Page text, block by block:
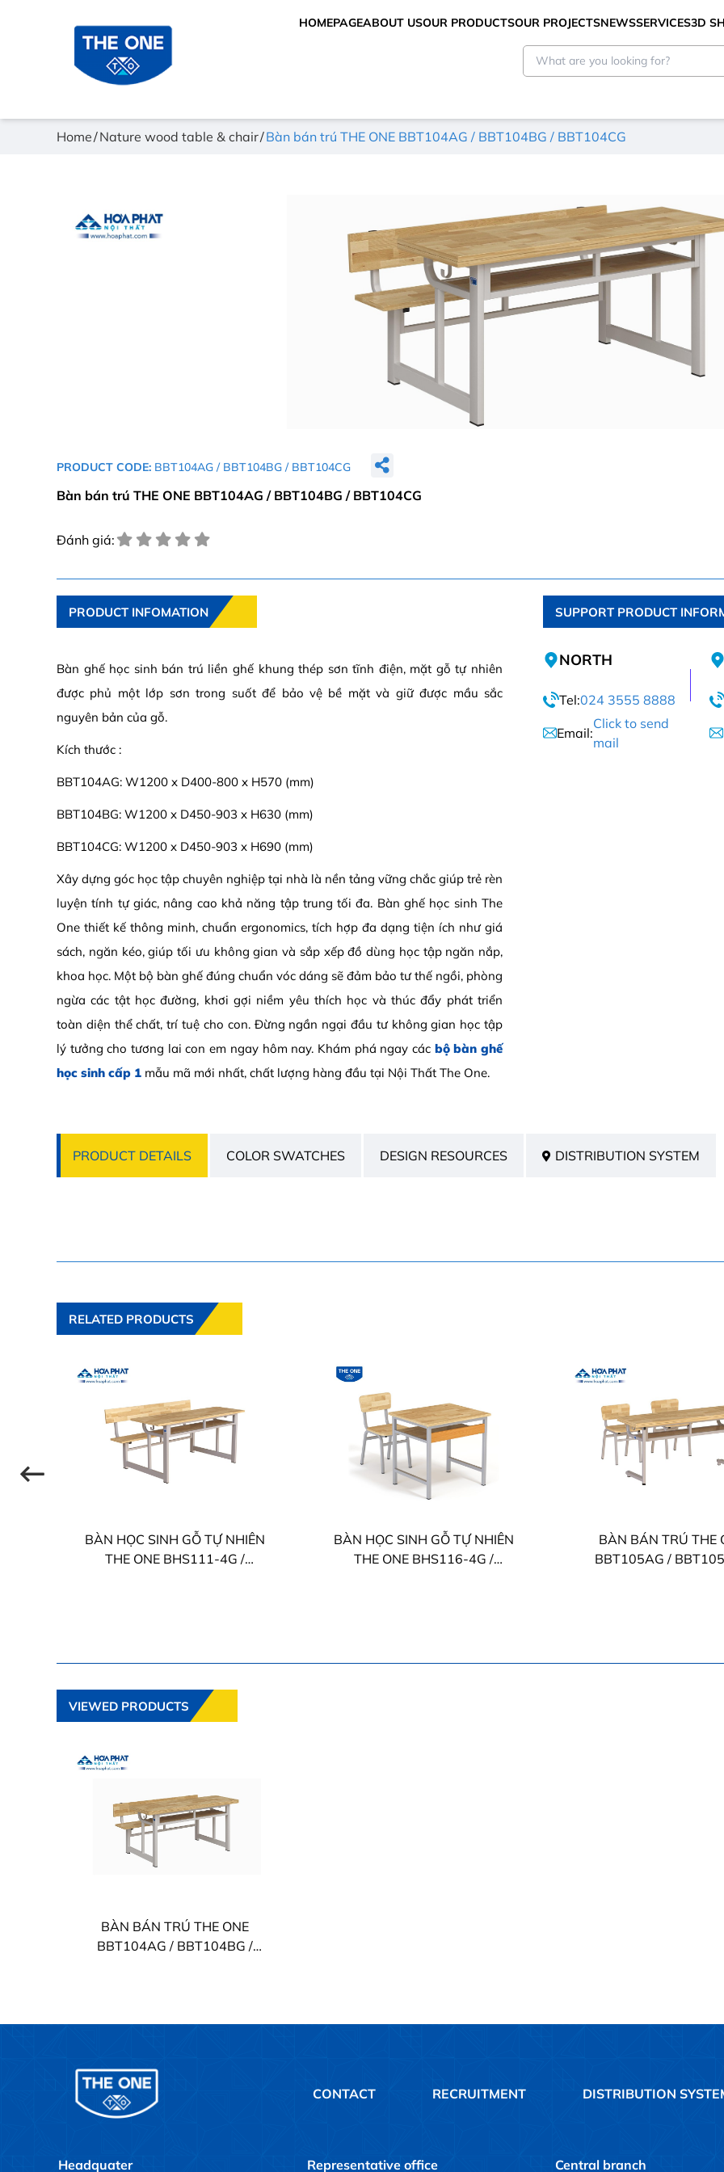
HOMEPAGEABOUT USOUR PRODUCTSOUR PROJECTSNEWSSERVICES3D
Home Nature wood table & chair Bàn bán trú THE ONE BBT104AG / BBT104BG / BBT104CG
PRODUCT CODE: BBT104AG / BBT104BG / BBT104CG
Bàn bán trú THE ONE BBT104AG / BBT104BG / BBT104CG
Đánh giá:
PRODUCT INFOMATION
Bàn ghế học sinh bán trú liền ghế khung thép sơn tĩnh điện, mặt gỗ tự nhiên
được phủ một lớp sơn trong suốt để bảo vệ bề mặt và giữ được mầu sắc
nguyên bản của gỗ.
Kích thước :
BBT104AG: W1200 x D400-800 x H570 (mm)
BBT104BG: W1200 x D450-903 x H630 (mm)
BBT104CG: W1200 x D450-903 x H690 (mm)
Xây dựng góc học tập chuyên nghiệp tại nhà là nền tảng vững chắc giúp trẻ rèn
luyện tính tự giác, nâng cao khả năng tập trung tối đa. Bàn ghế học sinh The
One thiết kế thông minh, chuẩn ergonomics, tích hợp đa dạng tiện ích như giá
sách, ngăn kéo, giúp tối ưu không gian và sắp xếp đồ dùng học tập ngăn nắp,
khoa học. Một bộ bàn ghế đúng chuẩn vóc dáng sẽ đảm bảo tư thế ngồi, phòng
ngừa các tật học đường, khơi gợi niềm yêu thích học và thúc đẩy phát triển
toàn diện thể chất, trí tuệ cho con. Đừng ngần ngại đầu tư không gian học tập
lý tưởng cho tương lai con em ngay hôm nay. Khám phá ngay các bộ bàn ghế
học sinh cấp 1 mẫu mã mới nhất, chất lượng hàng đầu tại Nội Thất The One.
SUPPORT PRODUCT
NORTH
Tel:024 3555 8888
Email:
Click to send
mail
PRODUCT DETAILS COLOR SWATCHES DESIGN RESOURCES DISTRIBUTION SYSTEM
RELATED PRODUCTS
BÀN HỌC SINH GỖ TỰ NHIÊN
THE ONE BHS111-4G /
BÀN HỌC SINH GỖ TỰ NHIÊN
THE ONE BHS116-4G /
BÀN BÁN TRÚ THE
BBT105AG /
VIEWED PRODUCTS
BÀN BÁN TRÚ THE ONE
BBT104AG / BBT104BG /
CONTACT RECRUITMENT DISTRIBUTION
Headquater Representative office Central branch